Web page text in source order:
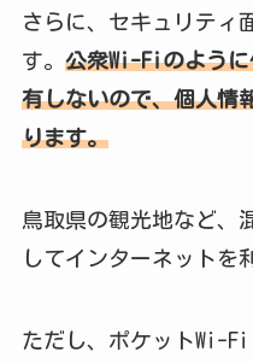
さらに、セキュリティ
す。 公衆Wi-Fiのよう
有しないので、個人情
ります。
鳥取県の観光地など、
してインターネットを
ただし、ポケットWi-